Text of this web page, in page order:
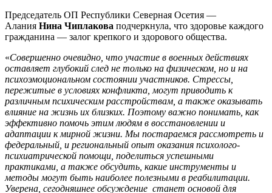
Председатель ОП Республики Северная Осетия —
Алания Нина Чиплакова подчеркнула, что здоровье каждого
гражданина — залог крепкого и здорового общества.
«Совершенно очевидно, что участие в военных действиях
оставляет глубокий след не только на физическом, но и на
психоэмоциональном состоянии участников. Стрессы,
пережитые в условиях конфликта, могут приводить к
различным психическим расстройствам, а также оказывать
влияние на жизнь их близких. Поэтому важно понимать, как
эффективно помочь этим людям в восстановлении и
адаптации к мирной жизни. Мы постараемся рассмотреть и
федеральный, и региональный опыт оказания психолого-
психиатрической помощи, поделиться успешными
практиками, а также обсудить, какие инструменты и
методы могут быть наиболее полезными в реабилитации.
Уверена, сегодняшнее обсуждение станет основой для